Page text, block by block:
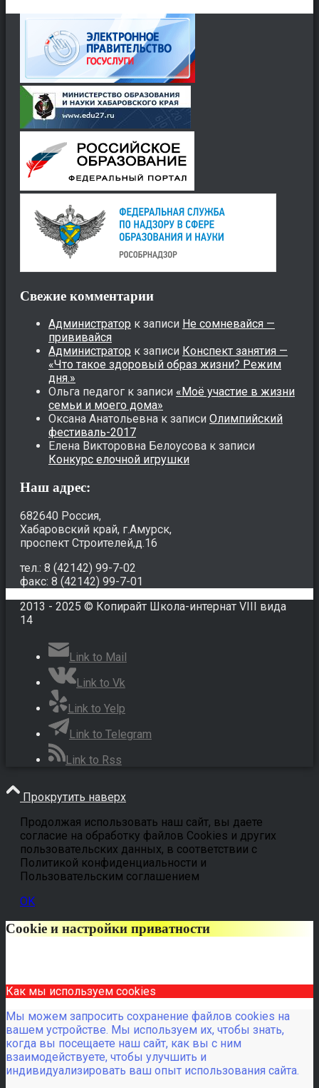
Свежие комментарии
Администратор к записи Не сомневайся —
прививайся
Администратор к записи Конспект занятия —
«Что такое здоровый образ жизни? Режим
дня.»
Ольга педагог к записи «Моё участие в жизни
семьи и моего дома»
Оксана Анатольевна к записи Олимпийский
фестиваль-2017
Елена Викторовна Белоусова к записи
Конкурс елочной игрушки
Наш адрес:
682640 Россия,
Хабаровский край, г.Амурск,
проспект Строителей,д.16
тел.: 8 (42142) 99-7-02
факс: 8 (42142) 99-7-01
2013 - 2025 © Копирайт Школа-интернат VIII вида
14
Link to Mail
Link to Vk
Link to Yelp
Link to Telegram
Link to Rss
Прокрутить наверх
Продолжая использовать наш сайт, вы даете
согласие на обработку файлов Cookies и других
пользовательских данных, в соответствии с
Политикой конфиденциальности и
Пользовательским соглашением
OK
Cookie и настройки приватности
Как мы используем cookies
Мы можем запросить сохранение файлов cookies на
вашем устройстве. Мы используем их, чтобы знать,
когда вы посещаете наш сайт, как вы с ним
взаимодействуете, чтобы улучшить и
индивидуализировать ваш опыт использования сайта.